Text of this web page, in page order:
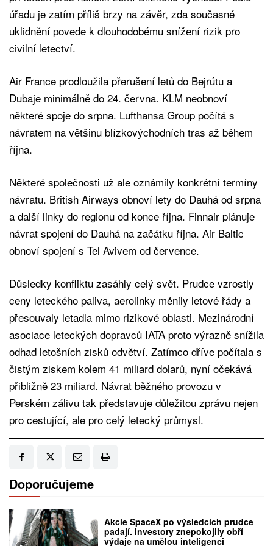
úřadu je zatím příliš brzy na závěr, zda současné
uklidnění povede k dlouhodobému snížení rizik pro
civilní letectví.
Air France prodloužila přerušení letů do Bejrútu a
Dubaje minimálně do 24. června. KLM neobnoví
některé spoje do srpna. Lufthansa Group počítá s
návratem na většinu blízkovýchodních tras až během
října.
Některé společnosti už ale oznámily konkrétní termíny
návratu. British Airways obnoví lety do Dauhá od srpna
a další linky do regionu od konce října. Finnair plánuje
návrat spojení do Dauhá na začátku října. Air Baltic
obnoví spojení s Tel Avivem od července.
Důsledky konfliktu zasáhly celý svět. Prudce vzrostly
ceny leteckého paliva, aerolinky měnily letové řády a
přesouvaly letadla mimo rizikové oblasti. Mezinárodní
asociace leteckých dopravců IATA proto výrazně snížila
odhad letošních zisků odvětví. Zatímco dříve počítala s
čistým ziskem kolem 41 miliard dolarů, nyní očekává
přibližně 23 miliard. Návrat běžného provozu v
Perském zálivu tak představuje důležitou zprávu nejen
pro cestující, ale pro celý letecký průmysl.
Doporučujeme
Akcie SpaceX po výsledcích prudce
padají. Investory znepokojily obří
výdaje na umělou inteligenci